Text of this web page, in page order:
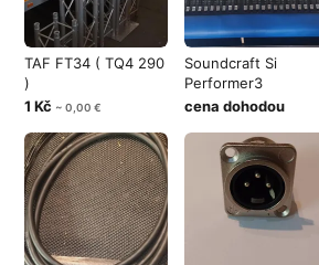
TAF FT34 ( TQ4 290
)
1 Kč ~ 0,00 €
Soundcraft Si
Performer3
cena dohodou